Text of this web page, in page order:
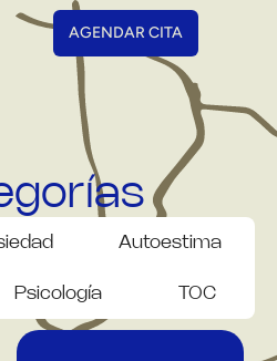
AGENDAR CITA
Autoestima
Psicología TOC